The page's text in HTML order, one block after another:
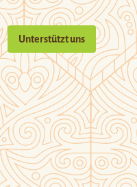
Unterstützt uns